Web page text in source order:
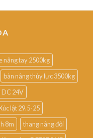
nâng tay 2500kg
bàn nâng thủy lực 3500kg
DC 24V
lật 29.5-25
8m
thang nâng đôi